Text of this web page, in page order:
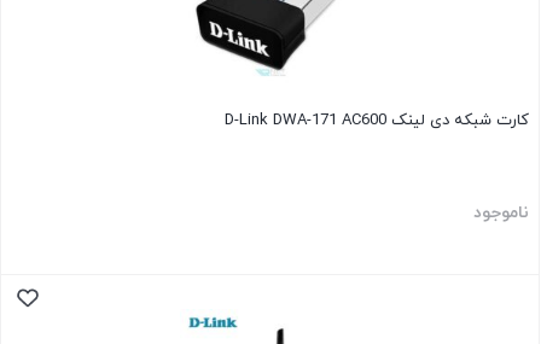
کارت شبکه دی لینک D-Link DWA-171 AC600
ناموجود